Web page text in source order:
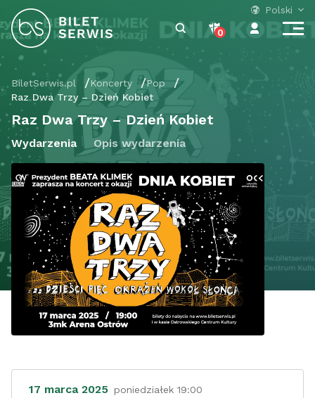
Polski
0
BiletSerwis.pl Koncerty
Pop
Raz Dwa Trzy – Dzień Kobiet
Raz Dwa Trzy – Dzień Kobiet
Wydarzenia Opis wydarzenia
17 marca 2025 poniedziałek 19:00